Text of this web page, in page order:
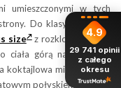
umieszczonymi w tych
Do klasyki gatunku
size z rozkloszowanym
ciała górą na szerokich
koktajlowa mini sukienka
połyskiem.
4.9
29 741 opinii
z całego
okresu